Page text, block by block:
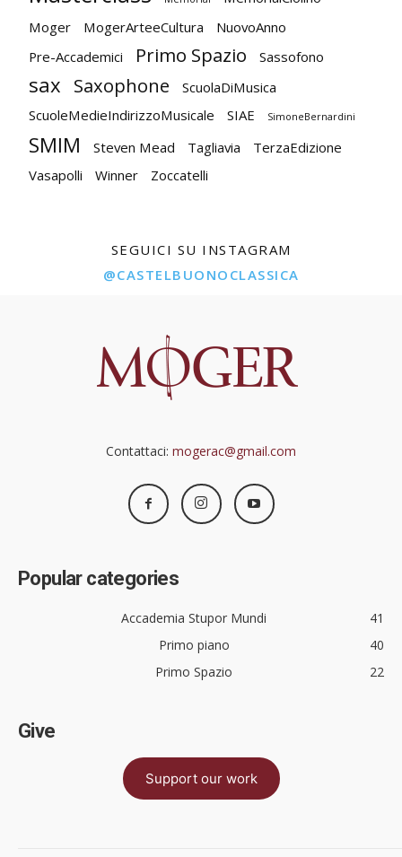
Moger
MogerArteeCultura
NuovoAnno
Pre-Accademici
Primo Spazio Sassofono
sax Saxophone
ScuolaDiMusica
ScuoleMedieIndirizzoMusicale
SIAE SimoneBernardini
SMIM Steven Mead Tagliavia
TerzaEdizione
Vasapolli
Winner Zoccatelli
SEGUICI SU INSTAGRAM
@CASTELBUONOCLASSICA
Contattaci: mogerac@gmail.com
Popular categories
Accademia Stupor Mundi
41
Primo piano
40
Primo Spazio
22
Give
Support our work